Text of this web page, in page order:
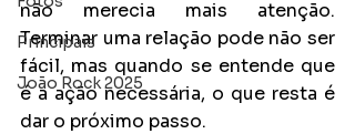
Principais
João Rock 2025
não merecia mais atenção.
Terminar uma relação pode não ser
fácil, mas quando se entende que
é a ação necessária, o que resta é
dar o próximo passo.